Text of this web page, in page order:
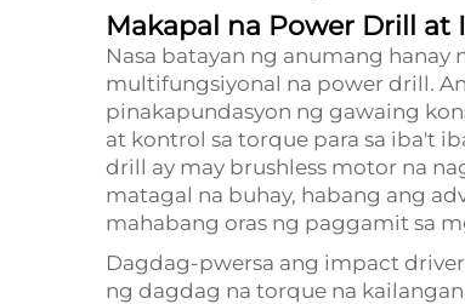
Makapal na Power Drill at
Nasa batayan ng anumang
multifungsiyonal na power drill.
pinakapundasyon ng gawaing
at kontrol sa torque para sa iba't
drill ay may brushless motor na
matagal na buhay, habang ang
mahabang oras ng paggamit sa
Dagdag-pwersa ang impact
ng dagdag na torque na